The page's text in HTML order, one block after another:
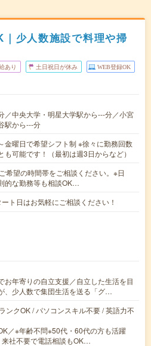
少人数施設で料理や掃
あり 土日祝日が休み WEB登録OK
／中央大学・明星大学駅から---分／小宮
駅から---分
金曜日で希望シフト制 ※徐々に勤務回数
も可能です！（最初は週3日からなど）
希望の時間帯をご相談ください。※日
的な勤務等も相談OK…
ト日はお気軽にご相談ください！
お年寄りの自立支援／自立した生活を目
、少人数で集団生活を送る「グ…
ンクOK / パソコンスキル不要 / 英語力不
／※年齢不問※50代・60代の方も活躍
社不要で電話相談もOK…